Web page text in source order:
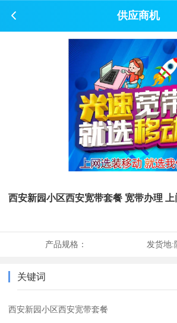
供应商机
西安新园小区西安宽带套餐 宽带办理 上
产品规格： 发货地:
关键词
西安新园小区西安宽带套餐